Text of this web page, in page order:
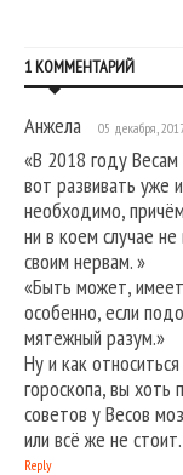
1 КОММЕНТАРИЙ
Анжела 05 декабря,
«В 2018 году Весам
вот развивать уже
необходимо,
ни в коем случае
своим нервам. »
«Быть может,
особенно, если
мятежный разум.»
Ну и как
гороскопа, вы
советов у Весов
или всё же не стоит.
Reply